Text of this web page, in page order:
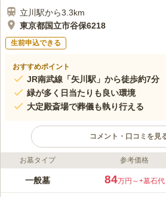
立川駅から3.3km
東京都国立市谷保6218
生前申込できる
おすすめポイント
JR南武線「矢川駅」から徒歩約7分
緑が多く日当たりも良い環境
大定殿斎場で葬儀も執り行える
コメント・口コミを見
ライフドット編集部のコメント
南養寺は、国立市谷保で古くから地
お墓タイプ 参考価格
一般墓 84万円～+墓石代